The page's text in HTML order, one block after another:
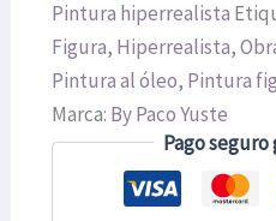
Pintura hiperrealista
Figura, Hiperrealista,
Pintura al óleo, Pintura
Marca: By Paco Yuste
Pago